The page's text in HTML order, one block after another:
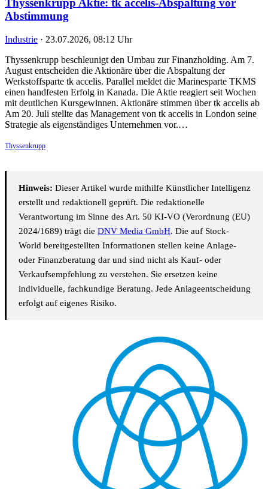
Thyssenkrupp Aktie: tk accelis-Abspaltung vor
Abstimmung
Industrie · 23.07.2026, 08:12 Uhr
Thyssenkrupp beschleunigt den Umbau zur Finanzholding. Am 7.
August entscheiden die Aktionäre über die Abspaltung der
Werkstoffsparte tk accelis. Parallel meldet die Marinesparte TKMS
einen handfesten Erfolg in Kanada. Die Aktie reagiert seit Wochen
mit deutlichen Kursgewinnen. Aktionäre stimmen über tk accelis ab
Am 20. Juli stellte das Management von tk accelis in London seine
Strategie als eigenständiges Unternehmen vor.…
Thyssenkrupp
Hinweis: Dieser Artikel wurde mithilfe Künstlicher Intelligenz
erstellt und redaktionell geprüft. Die redaktionelle
Verantwortung im Sinne des Art. 50 KI-VO (Verordnung (EU)
2024/1689) trägt die DNV Media GmbH. Die auf Stock-
World bereitgestellten Informationen stellen keine Anlage-
oder Finanzberatung dar und sind nicht als Kauf- oder
Verkaufsempfehlung zu verstehen. Sie ersetzen keine
individuelle, fachkundige Beratung. Jede Anlageentscheidung
erfolgt auf eigenes Risiko.